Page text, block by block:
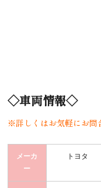
◇車両情報◇
※詳しくはお気軽にお問
メーカ
ー
トヨタ